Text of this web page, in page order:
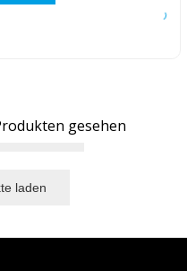
gesehen
laden